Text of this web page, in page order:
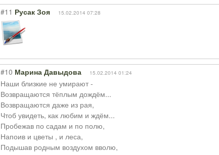
#11 Русак Зоя 15.02.2014 07:28
#10 Марина Давыдова 15.02.2014 01:24
Наши близкие не умирают -
Возвращаются тёплым дождём...
Возвращаются даже из рая,
Чтоб увидеть, как любим и ждём...
Пробежав по садам и по полю,
Напоив и цветы , и леса,
Подышав родным воздухом вволю,